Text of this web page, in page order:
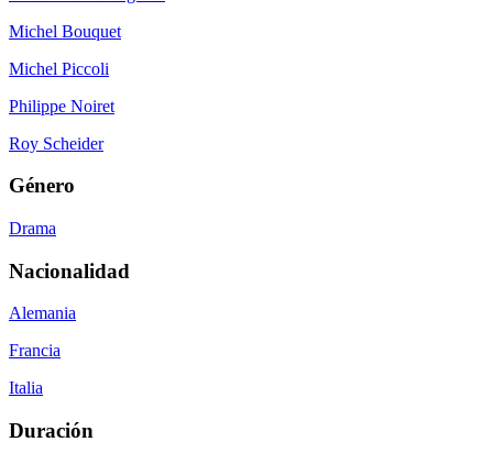
Michel Bouquet
Michel Piccoli
Philippe Noiret
Roy Scheider
Género
Drama
Nacionalidad
Alemania
Francia
Italia
Duración